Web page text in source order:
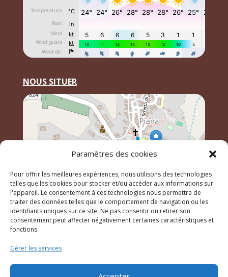
Paramètres des cookies
Pour offrir les meilleures expériences, nous utilisons des technologies
telles que les cookies pour stocker et/ou accéder aux informations sur
l'appareil. Le consentement à ces technologies nous permettra de
traiter des données telles que le comportement de navigation ou les
identifiants uniques sur ce site. Ne pas consentir ou retirer son
consentement peut affecter négativement certaines caractéristiques et
fonctions.
Gérer les services
NOUS SITUER
Leaflet, \r\n©OpenStreetMapcontributeurs